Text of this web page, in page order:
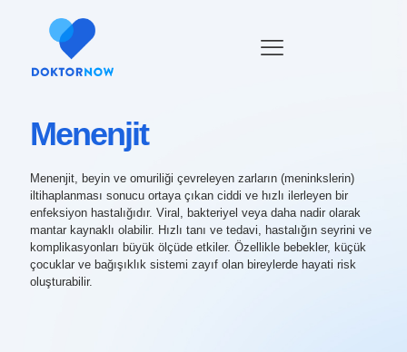
Menenjit
Menenjit, beyin ve omuriliği çevreleyen zarların (meninkslerin)
iltihaplanması sonucu ortaya çıkan ciddi ve hızlı ilerleyen bir
enfeksiyon hastalığıdır. Viral, bakteriyel veya daha nadir olarak
mantar kaynaklı olabilir. Hızlı tanı ve tedavi, hastalığın seyrini ve
komplikasyonları büyük ölçüde etkiler. Özellikle bebekler, küçük
çocuklar ve bağışıklık sistemi zayıf olan bireylerde hayati risk
oluşturabilir.